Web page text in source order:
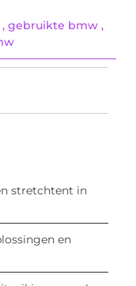
, gebruikte bmw ,
stretchtent in
en